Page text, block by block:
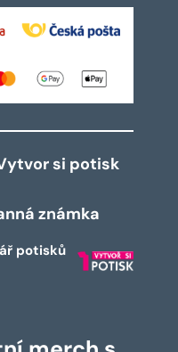
si potisk
známka
potisků